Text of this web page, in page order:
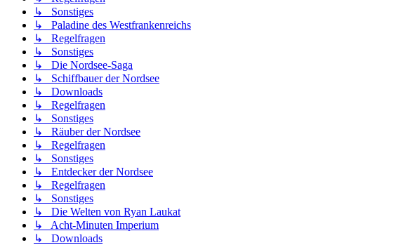
↳ Sonstiges
↳ Paladine des Westfrankenreichs
↳ Regelfragen
↳ Sonstiges
↳ Die Nordsee-Saga
↳ Schiffbauer der Nordsee
↳ Downloads
↳ Regelfragen
↳ Sonstiges
↳ Räuber der Nordsee
↳ Regelfragen
↳ Sonstiges
↳ Entdecker der Nordsee
↳ Regelfragen
↳ Sonstiges
↳ Die Welten von Ryan Laukat
↳ Acht-Minuten Imperium
↳ Downloads